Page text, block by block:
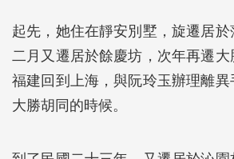
起先，她住在靜安別墅，旋遷居
二月又遷居於餘慶坊，次年再遷
福建回到上海，與阮玲玉辦理離
大勝胡同的時候。